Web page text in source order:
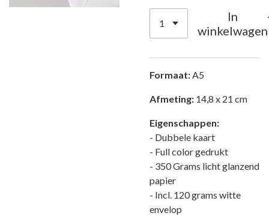
In
winkelwagen
Formaat:A5
Afmeting: 14,8 x 21 cm
Eigenschappen:
- Dubbele kaart
- Full color gedrukt
- 350 Grams licht glanzend
papier
- Incl. 120 grams witte
envelop